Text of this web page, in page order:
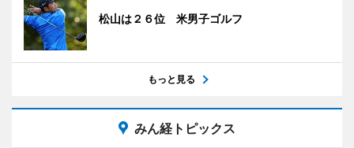
松山は２６位 米男子ゴルフ
もっと見る
みん経トピックス